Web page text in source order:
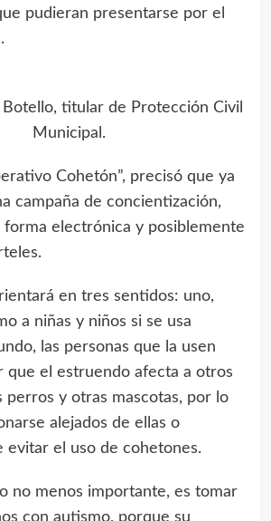
pudieran presentarse por el
titular de Protección Civil
Municipal.
Cohetón”, precisó que ya
campaña de concientización,
forma electrónica y posiblemente
en tres sentidos: uno,
a niñas y niños si se usa
las personas que la usen
que el estruendo afecta a otros
perros y otras mascotas, por lo
alejados de ellas o
evitar el uso de cohetones.
no menos importante, es tomar
con autismo, porque su